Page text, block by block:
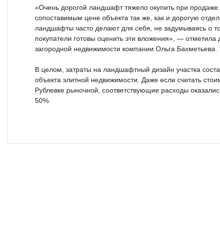
«Очень дорогой ландшафт тяжело окупить при
сопоставимым цене объекта так же, как и дорогую
ландшафты часто делают для себя, не задумываясь о
покупатели готовы оценить эти вложения», — отметила
загородной недвижимости компании Ольга Бахметьева.
В целом, затраты на ландшафтный дизайн участка
объекта элитной недвижимости. Даже если считать
Рублевке рыночной, соответствующие расходы
50%.